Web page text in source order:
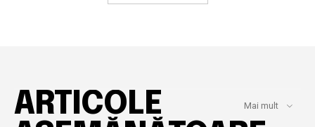
ARTICOLE
Mai mult